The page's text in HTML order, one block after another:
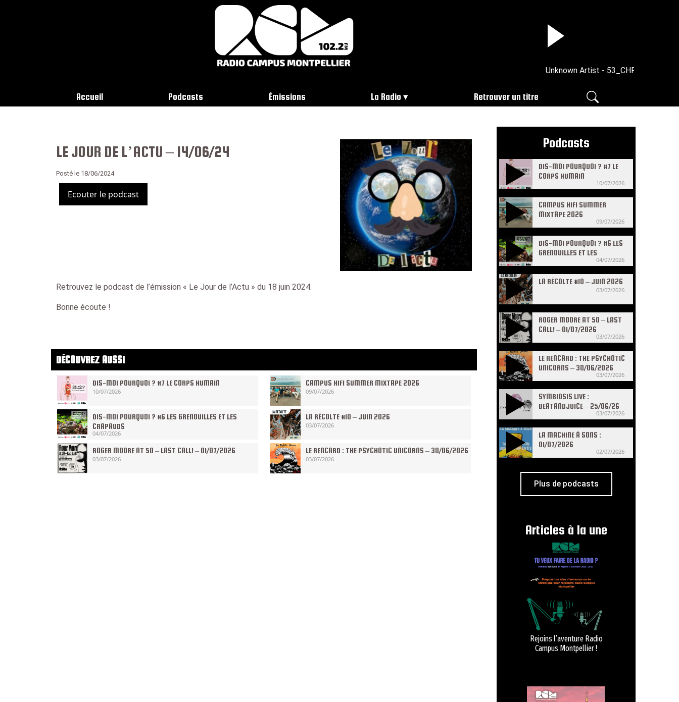
Unknown Artist -
Accueil Podcasts Émissions La Radio Retrouver un titre
LE JOUR DE L’ACTU – 14/06/24
Posté le 18/06/2024
Ecouter le podcast
Retrouvez le podcast de l’émission « Le Jour de l’Actu » du 18 juin 2024.
Bonne écoute !
DÉCOUVREZ AUSSI
DIS-MOI POURQUOI ? #7 LE CORPS HUMAIN
10/07/2026
CAMPUS HIFI SUMMER MIXTAPE 2026
09/07/2026
DIS-MOI POURQUOI ? #6 LES GRENOUILLES ET LES
CRAPAUDS
04/07/2026
LA RÉCOLTE #10 – JUIN 2026
03/07/2026
ROGER MOORE AT 50 – LAST CALL! – 01/07/2026
03/07/2026
LE RENCARD : THE PSYCHOTIC UNICORNS – 30/06/2026
03/07/2026
Podcasts
DIS-MOI POURQUOI ? #7 LE
CORPS HUMAIN
10/07/2026
CAMPUS HIFI SUMMER
MIXTAPE 2026
09/07/2026
DIS-MOI POURQUOI ? #6 LES
GRENOUILLES ET LES
04/07/2026
LA RÉCOLTE #10 – JUIN 2026
03/07/2026
ROGER MOORE AT 50 – LAST
CALL! – 01/07/2026
03/07/2026
LE RENCARD : THE PSYCHOTIC
UNICORNS – 30/06/2026
03/07/2026
SYMBIOSIS LIVE :
BEATANDJUICE – 25/06/26
03/07/2026
LA MACHINE À SONS :
01/07/2026
02/07/2026
Plus de podcasts
Articles à la une
Rejoins l’aventure Radio
Campus Montpellier !